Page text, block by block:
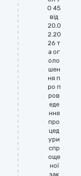
О 45
від
20.0
2.20
26 т
а ог
оло
шен
ня п
ро п
ров
еде
ння
про
цед
ури
спр
още
ної
зак